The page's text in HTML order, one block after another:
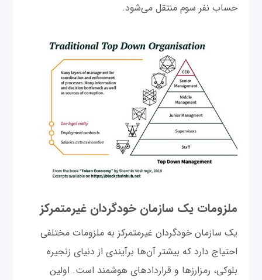
حساب نفر سوم منتقل می‌شود.
ملزومات یک سازمان خودگردان غیرمتمرکز
یک سازمان خودگردان غیرمتمرکز به ملزومات مختلفی
احتیاج دارد که بیشتر آن‌ها برآیندی از دنیای زنجیره
بلوکی، رمزارزها و قراردادهای هوشمند است. اولین